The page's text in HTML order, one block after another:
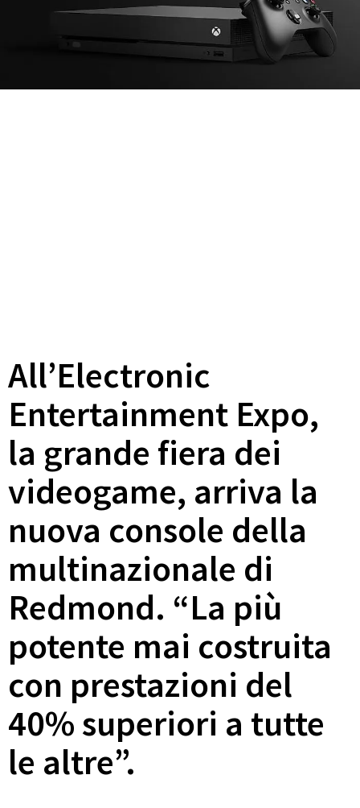
All’Electronic
Entertainment Expo,
la grande fiera dei
videogame, arriva la
nuova console della
multinazionale di
Redmond. “La più
potente mai costruita
con prestazioni del
40% superiori a tutte
le altre”.